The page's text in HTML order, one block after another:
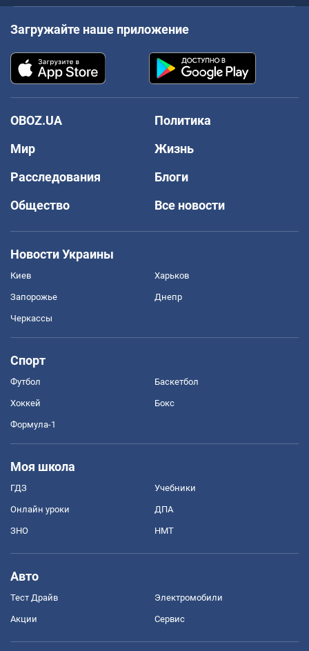
Загружайте наше приложение
OBOZ.UA
Политика
Мир
Жизнь
Расследования
Блоги
Общество
Все новости
Новости Украины
Киев Харьков
Запорожье Днепр
Черкассы
Спорт
Футбол Баскетбол
Хоккей Бокс
Формула-1
Моя школа
ГДЗ Учебники
Онлайн уроки ДПА
ЗНО НМТ
Авто
Тест Драйв Электромобили
Акции Сервис